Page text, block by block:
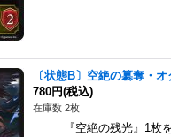
〔状態B〕空絶の簒奪・
780円(税込)
在庫数 2枚
『空絶の残光』1枚を